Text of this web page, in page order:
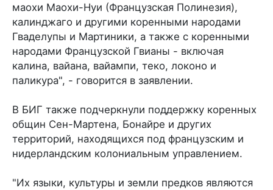
маохи Маохи-Нуи (Французская Полинезия),
калинджаго и другими коренными народами
Гваделупы и Мартиники, а также с коренными
народами Французской Гвианы - включая
калина, вайана, вайампи, теко, локоно и
паликура", - говорится в заявлении.
В БИГ также подчеркнули поддержку коренных
общин Сен-Мартена, Бонайре и других
территорий, находящихся под французским и
нидерландским колониальным управлением.
"Их языки, культуры и земли предков являются